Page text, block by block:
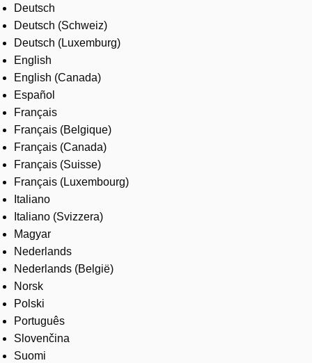
About us
Where to buy
Contact us
Careers
Deutsch
Deutsch (Schweiz)
Deutsch (Luxemburg)
English
English (Canada)
Español
Français
Français (Belgique)
Français (Canada)
Français (Suisse)
Français (Luxembourg)
Italiano
Italiano (Svizzera)
Magyar
Nederlands
Nederlands (België)
Norsk
Polski
Português
Slovenčina
Suomi